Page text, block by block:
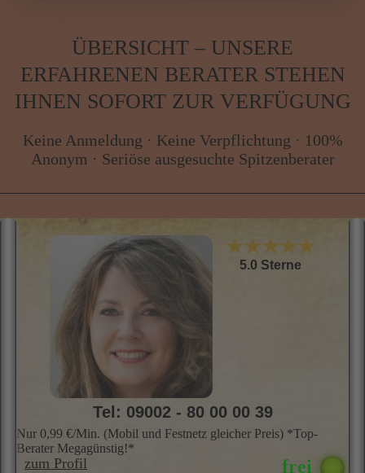
ÜBERSICHT – UNSERE
ERFAHRENEN BERATER STEHEN
IHNEN SOFORT ZUR VERFÜGUNG
Keine Anmeldung · Keine Verpflichtung · 100%
Anonym · Seriöse ausgesuchte Spitzenberater
★★★★★
5.0 Sterne
Tel: 09002 - 80 00 00 39
Nur 0,99 €/Min. (Mobil und Festnetz gleicher Preis) *Top-
Berater Megagünstig!*
zum Profil